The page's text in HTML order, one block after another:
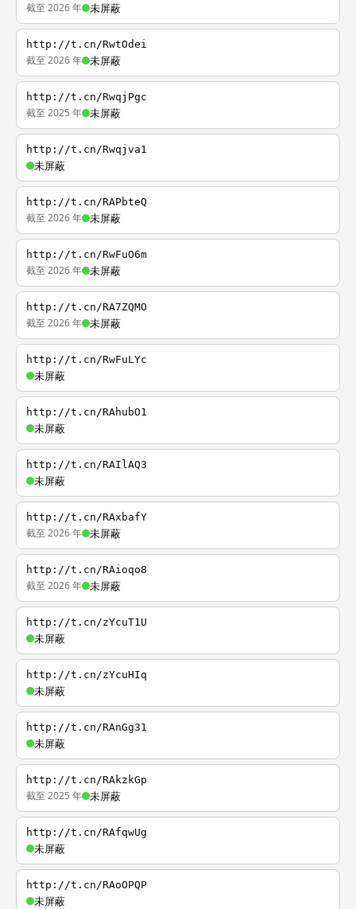
截至 2026 年 未屏蔽
http://t.cn/RwtOdei
截至 2026 年 未屏蔽
http://t.cn/RwqjPgc
截至 2025 年 未屏蔽
http://t.cn/Rwqjva1
未屏蔽
http://t.cn/RAPbteQ
截至 2026 年 未屏蔽
http://t.cn/RwFuO6m
截至 2026 年 未屏蔽
http://t.cn/RA7ZQMO
截至 2026 年 未屏蔽
http://t.cn/RwFuLYc
未屏蔽
http://t.cn/RAhubO1
未屏蔽
http://t.cn/RAIlAQ3
未屏蔽
http://t.cn/RAxbafY
截至 2026 年 未屏蔽
http://t.cn/RAioqo8
截至 2026 年 未屏蔽
http://t.cn/zYcuT1U
未屏蔽
http://t.cn/zYcuHIq
未屏蔽
http://t.cn/RAnGg31
未屏蔽
http://t.cn/RAkzkGp
截至 2025 年 未屏蔽
http://t.cn/RAfqwUg
未屏蔽
http://t.cn/RAoOPQP
未屏蔽